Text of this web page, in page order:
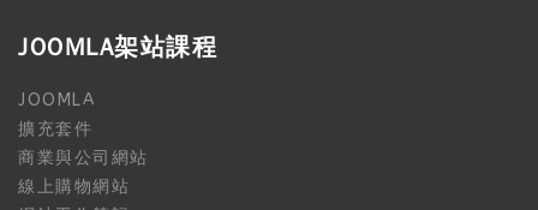
JOOMLA架站課程
JOOMLA
擴充套件
商業與公司網站
線上購物網站